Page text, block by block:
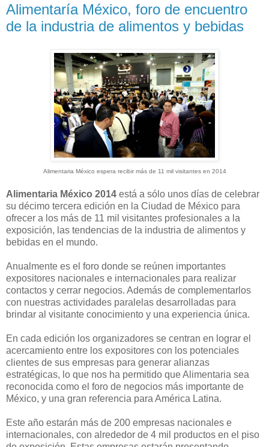
Alimentaría México, foro de encuentro
de la industria de alimentos y bebidas
Alimentaria México espera recibir más de 11 mil visitantes en 2014
Alimentaria México 2014 está a sólo unos días de celebrar
su décimo tercera edición en la Ciudad de México para
ofrecer a los más de 11 mil visitantes profesionales a la
exposición, las tendencias de la industria de alimentos y
bebidas en el mundo.
Anualmente es el foro donde se reúnen importantes
expositores nacionales e internacionales para realizar
contactos y cerrar negocios. Además de complementarlos
con nuestras actividades paralelas desarrolladas para
brindar al visitante conocimiento y una experiencia única.
En cada edición los organizadores se centran en lograr el
acercamiento entre los expositores con los potenciales
clientes de sus empresas para generar alianzas
estratégicas, lo que nos ha permitido que Alimentaria sea
reconocida como el foro de negocios más importante de
México, y una gran referencia para América Latina.
Este año estarán más de 200 empresas nacionales e
internacionales, con alrededor de 4 mil productos en el piso